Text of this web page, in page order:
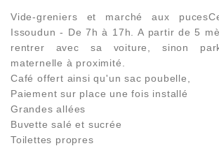
Vide-greniers et marché aux
Issoudun - De 7h à 17h. A partir de 5
rentrer avec sa voiture, sinon
maternelle à proximité.
Café offert ainsi qu'un sac poubelle,
Paiement sur place une fois installé
Grandes allées
Buvette salé et sucrée
Toilettes propres